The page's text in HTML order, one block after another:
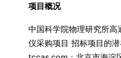
项目概况
中国科学院物理研究所高
仪采购项目 招标项目的